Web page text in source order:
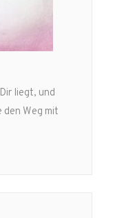
liegt, und
den Weg mit